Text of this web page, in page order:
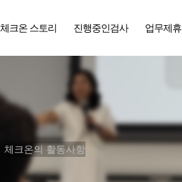
체크온 스토리 진행중인검사 업무제휴
체크온의 활동사항